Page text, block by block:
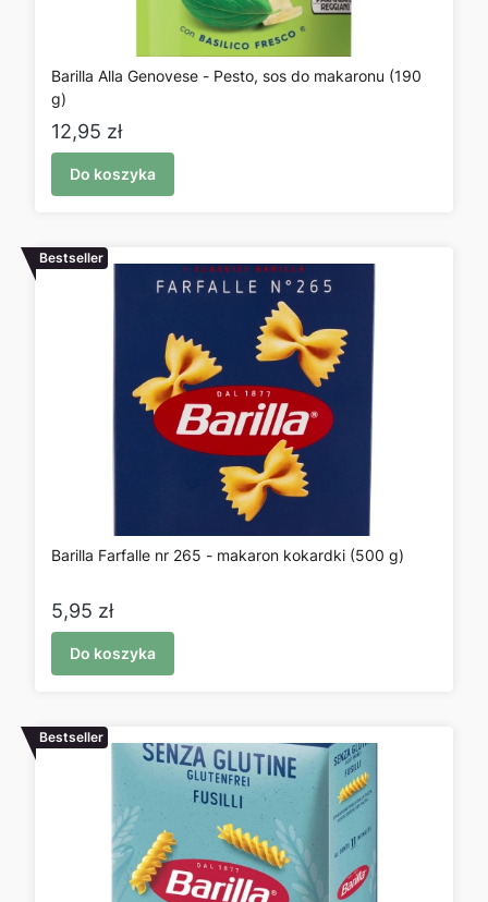
Barilla Alla Genovese - Pesto, sos do makaronu (190
g)
Cena
12,95 zł
Do koszyka
Bestseller
Barilla Farfalle nr 265 - makaron kokardki (500 g)
Cena
5,95 zł
Do koszyka
Bestseller